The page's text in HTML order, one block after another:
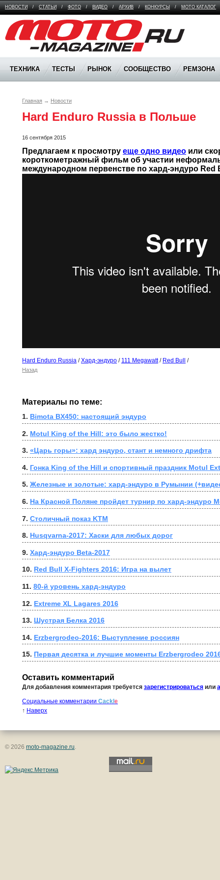
НОВОСТИ / СТАТЬИ / ФОТО / ВИДЕО / АРХИВ / КОНКУРСЫ / МОТО КАТАЛОГ
Moto Magazine
ТЕХНИКА ТЕСТЫ РЫНОК СООБЩЕСТВО РЕМЗОНА
Главная → Новости
Hard Enduro Russia в Польше
16 сентября 2015
Предлагаем к просмотру еще одно видео или
короткометражный фильм об участии
международном первенстве по хард-эндуро Red
Hard Enduro Russia /Хард-эндуро / 111 Megawatt/ Red Bull /
Назад
Материалы по теме:
1. Bimota BX450: настоящий эндуро
2. Motul King of the Hill: это было жестко!
3. «Царь горы»: хард эндуро, стант и немного дрифта
4. Гонка King of the Hill и спортивный праздник Motul
5. Железные и золотые: хард-эндуро в Румынии
6. На Красной Поляне пройдет турнир по хард-эндуро
7. Столичный показ KTM
8. Husqvarna-2017: Хаски для любых дорог
9. Хард-эндуро Beta-2017
10. Red Bull X-Fighters 2016: Игра на вылет
11. 80-й уровень хард-эндуро
12. Extreme XL Lagares 2016
13. Шустрая Белка 2016
14. Erzbergrodeo-2016: Выступление россиян
15. Первая десятка и лучшие моменты Erzbergrodeo
Оставить комментарий
Для добавления комментария требуется зарегистрироваться или
Социальные комментарии Cackl e
↑ Наверх
© 2026 moto-magazine.ru.